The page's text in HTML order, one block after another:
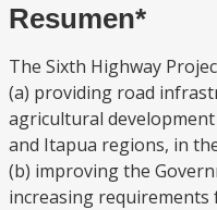
Resumen*
The Sixth Highway
(a) providing road
agricultural
and Itapua regions, in
(b) improving the
increasing